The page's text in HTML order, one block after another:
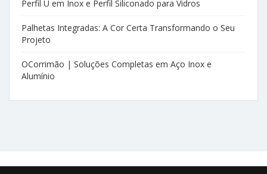
Perfil U em Inox e Perfil Siliconado para Vidros
Palhetas Integradas: A Cor Certa Transformando o Seu
Projeto
OCorrimão | Soluções Completas em Aço Inox e
Alumínio